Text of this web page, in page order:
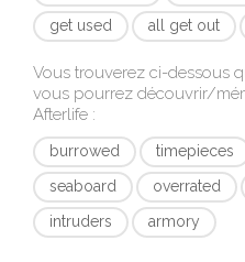
get used
all get out
Vous trouverez ci-dessous
vous pourrez découvrir/
Afterlife :
burrowed timepieces
seaboard
overrated
intruders
armory